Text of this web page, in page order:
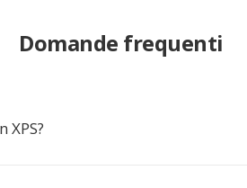
Domande frequenti
XPS?